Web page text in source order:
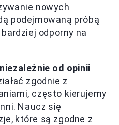
nowych
podejmowaną próbą
odporny na
od opinii
zgodnie z
często kierujemy
Naucz się
które są zgodne z